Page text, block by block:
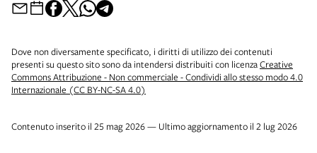
Dove non diversamente specificato, i diritti di utilizzo dei contenuti
presenti su questo sito sono da intendersi distribuiti con licenzaCreative
Commons Attribuzione - Non commerciale - Condividi allo stesso modo 4.0
Internazionale (CC BY-NC-SA 4.0)
Contenuto inserito il 25 mag 2026 — Ultimo aggiornamento il 2 lug 2026